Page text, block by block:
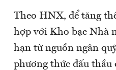
Theo HNX, để tăng
hợp với Kho bạc Nhà
hạn từ nguồn ngân
phương thức đấu